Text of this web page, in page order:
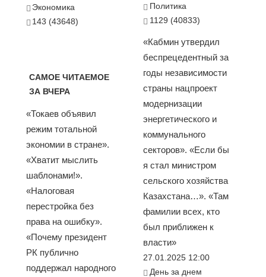
Экономика
143 (43648)
САМОЕ ЧИТАЕМОЕ
ЗА ВЧЕРА
«Токаев объявил
режим тотальной
экономии в стране».
«Хватит мыслить
шаблонами!».
«Налоговая
перестройка без
права на ошибку».
«Почему президент
РК публично
поддержал народного
Политика
1129 (40833)
«Кабмин утвердил
беспрецедентный за
годы независимости
страны нацпроект
модернизации
энергетического и
коммунального
секторов». «Если бы
я стал министром
сельского хозяйства
Казахстана…». «Там
фамилии всех, кто
был приближен к
власти»
27.01.2025 12:00
День за днем